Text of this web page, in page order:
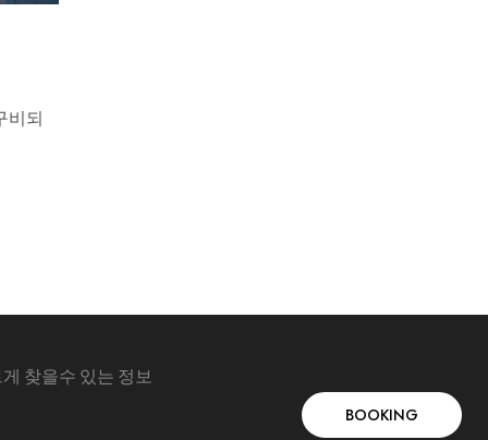
비되
찾을수 있는 정보
BOOKING